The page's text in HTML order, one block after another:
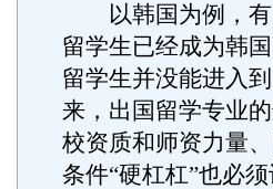
以韩国为例，有
留学生已经成为韩
留学生并没能进入
来，出国留学专业
校资质和师资力量
条件“硬杠杠”也必须